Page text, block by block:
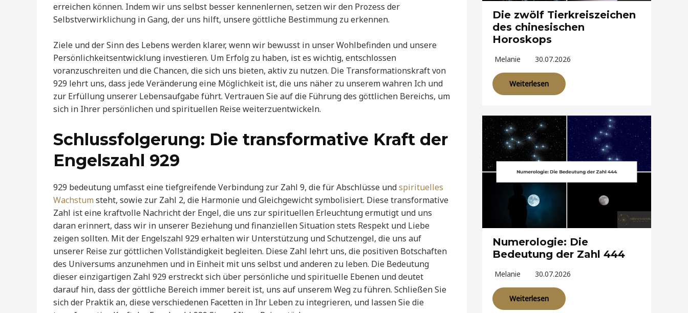
erreichen können. Indem wir uns selbst besser kennenlernen, setzen wir den Prozess der
Selbstverwirklichung in Gang, der uns hilft, unsere göttliche Bestimmung zu erkennen.
Ziele und der Sinn des Lebens werden klarer, wenn wir bewusst in unser Wohlbefinden und unsere
Persönlichkeitsentwicklung investieren. Um Erfolg zu haben, ist es wichtig, entschlossen
voranzuschreiten und die Chancen, die sich uns bieten, aktiv zu nutzen. Die Transformationskraft von
929 lehrt uns, dass jede Veränderung eine Möglichkeit ist, die uns näher zu unserem wahren Ich und
zur Erfüllung unserer Lebensaufgabe führt. Vertrauen Sie auf die Führung des göttlichen Bereichs, um
sich in Ihrer persönlichen und spirituellen Reise weiterzuentwickeln.
Schlussfolgerung: Die transformative Kraft der
Engelszahl 929
929 bedeutung umfasst eine tiefgreifende Verbindung zur Zahl 9, die für Abschlüsse undspirituelles
Wachstum steht, sowie zur Zahl 2, die Harmonie und Gleichgewicht symbolisiert. Diese transformative
Zahl ist eine kraftvolle Nachricht der Engel, die uns zur spirituellen Erleuchtung ermutigt und uns
daran erinnert, dass wir in unserer Beziehung und finanziellen Situation stets Respekt und Liebe
zeigen sollten. Mit der Engelszahl 929 erhalten wir Unterstützung und Schutzengel, die uns auf
unserer Reise zur göttlichen Vollständigkeit begleiten. Diese Zahl lehrt uns, die positiven Botschaften
des Universums anzunehmen und in Einheit mit uns selbst und anderen zu leben. Die Bedeutung
dieser einzigartigen Zahl 929 erstreckt sich über persönliche und spirituelle Ebenen und deutet
darauf hin, dass der göttliche Bereich immer bereit ist, uns auf unserem Weg zu führen. Schließen Sie
sich der Praktik an, diese verschiedenen Facetten in Ihr Leben zu integrieren, und lassen Sie die
Die zwölf Tierkreiszeichen
des chinesischen
Horoskops
Melanie 30.07.2026
Weiterlesen
Numerologie: Die
Bedeutung der Zahl 444
Melanie 30.07.2026
Weiterlesen